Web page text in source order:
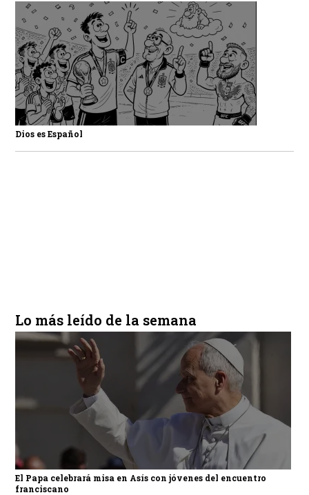
Dios es Español
Lo más leído de la semana
El Papa celebrará misa en Asís con jóvenes del encuentro
franciscano